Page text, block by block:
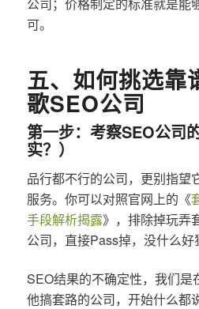
可。
五、如何挑选靠
歌SEO公司
第一步：考察SEO公司
实？）
品行都不行的公司，更别指望
服务。你可以对照官网上的《
手段解析揭露》，排除掉玩弄
公司，直接Pass掉，没什么好
SEO结果的不确定性，我们是
他搞套路的公司，开始什么都